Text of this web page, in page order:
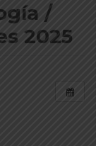
/
2025